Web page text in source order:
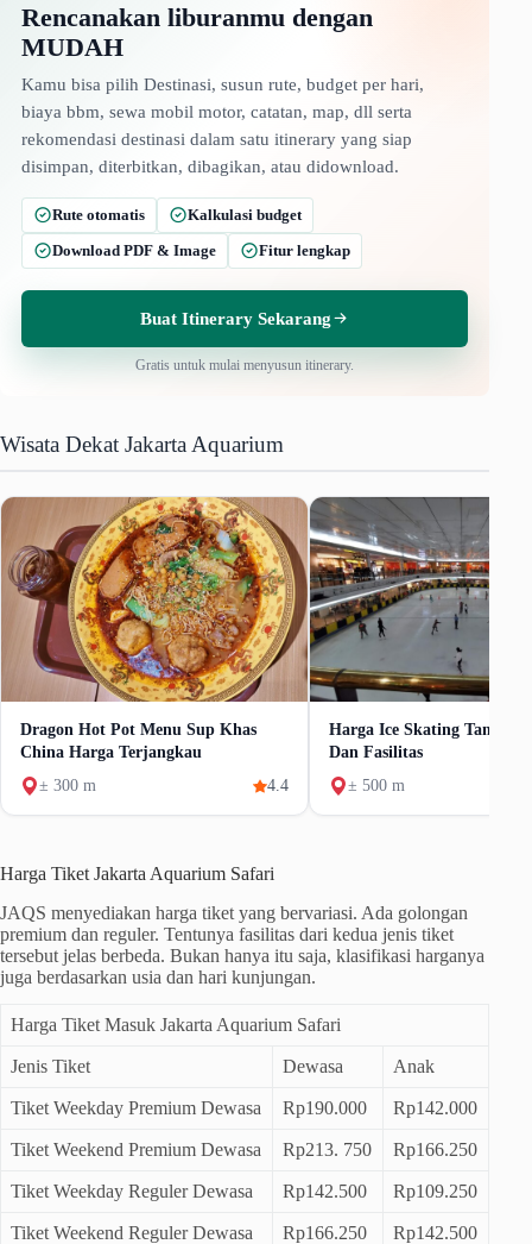
Rencanakan liburanmu dengan
MUDAH
Kamu bisa pilih Destinasi, susun rute, budget per hari,
biaya bbm, sewa mobil motor, catatan, map, dll serta
rekomendasi destinasi dalam satu itinerary yang siap
disimpan, diterbitkan, dibagikan, atau didownload.
Rute otomatis
Kalkulasi budget
Download PDF & Image
Fitur lengkap
Buat Itinerary Sekarang
Gratis untuk mulai menyusun itinerary.
Wisata Dekat Jakarta Aquarium
Dragon Hot Pot Menu Sup Khas
China Harga Terjangkau
± 300 m
4.4
Harga Ice Skating Taman
Dan Fasilitas
± 500 m
Harga Tiket Jakarta Aquarium Safari
JAQS menyediakan harga tiket yang bervariasi. Ada golongan
premium dan reguler. Tentunya fasilitas dari kedua jenis tiket
tersebut jelas berbeda. Bukan hanya itu saja, klasifikasi harganya
juga berdasarkan usia dan hari kunjungan.
Harga Tiket Masuk Jakarta Aquarium Safari
Jenis Tiket Dewasa Anak
Tiket Weekday Premium Dewasa Rp190.000 Rp142.000
Tiket Weekend Premium Dewasa Rp213. 750 Rp166.250
Tiket Weekday Reguler Dewasa Rp142.500 Rp109.250
Tiket Weekend Reguler Dewasa Rp166.250
Rp142.500